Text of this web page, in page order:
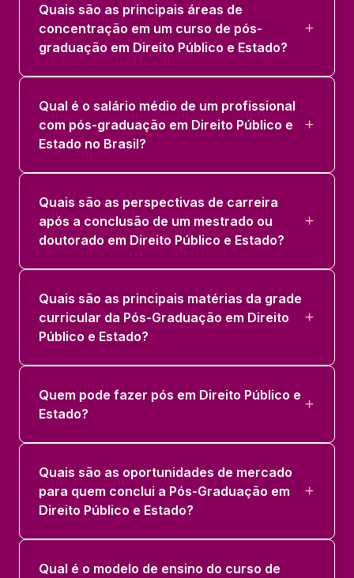
Quais são as principais áreas de
concentração em um curso de pós-
graduação em Direito Público e Estado?
Qual é o salário médio de um profissional
com pós-graduação em Direito Público e
Estado no Brasil?
Quais são as perspectivas de carreira
após a conclusão de um mestrado ou
doutorado em Direito Público e Estado?
Quais são as principais matérias da grade
curricular da Pós-Graduação em Direito
Público e Estado?
Quem pode fazer pós em Direito Público e
Estado?
Quais são as oportunidades de mercado
para quem conclui a Pós-Graduação em
Direito Público e Estado?
Qual é o modelo de ensino do curso de